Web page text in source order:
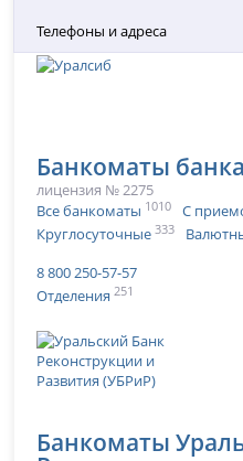
Телефоны и адреса
Банкоматы
лицензия № 2275
Все банкоматы 1010 С
Круглосуточные 333
8 800 250-57-57
Отделения 251
Банкоматы